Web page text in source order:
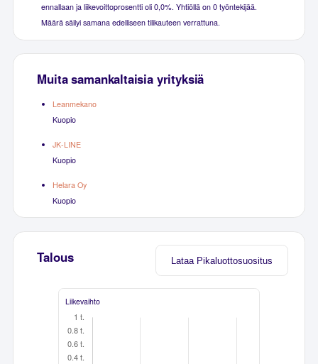
ennallaan ja liikevoittoprosentti oli 0,0%. Yhtiöllä on 0 työntekijää.
Määrä säilyi samana edelliseen tilikauteen verrattuna.
Muita samankaltaisia yrityksiä
Leanmekano
Kuopio
JK-LINE
Kuopio
Helara Oy
Kuopio
Lataa Pikaluottosuositus
Talous
Liikevaihto